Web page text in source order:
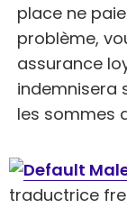
place ne
problème,
assurance
indemnisera
les sommes
traductrice